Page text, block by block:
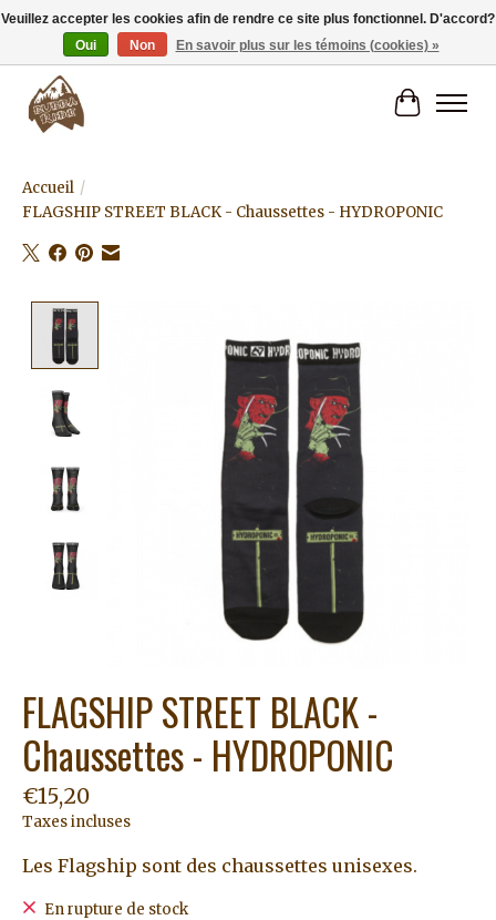
Livraison gratuite à partir de 80€.
Panier
Accueil /
FLAGSHIP STREET BLACK - Chaussettes - HYDROPONIC
FLAGSHIP STREET BLACK -
Chaussettes - HYDROPONIC
€15,20
Taxes incluses
Les Flagship sont des chaussettes unisexes.
En rupture de stock
Veuillez accepter les cookies afin de rendre ce site plus fonctionnel. D'accord?
Oui
Non En savoir plus sur les témoins (cookies) »